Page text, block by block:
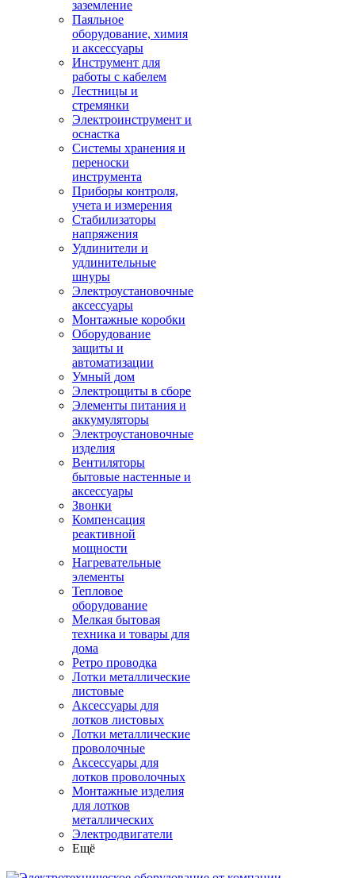
заземление
Паяльное
оборудование, химия
и аксессуары
Инструмент для
работы с кабелем
Лестницы и
стремянки
Электроинструмент и
оснастка
Системы хранения и
переноски
инструмента
Приборы контроля,
учета и измерения
Стабилизаторы
напряжения
Удлинители и
удлинительные
шнуры
Электроустановочные
аксессуары
Монтажные коробки
Оборудование
защиты и
автоматизации
Умный дом
Электрощиты в сборе
Элементы питания и
аккумуляторы
Электроустановочные
изделия
Вентиляторы
бытовые настенные и
аксессуары
Звонки
Компенсация
реактивной
мощности
Нагревательные
элементы
Тепловое
оборудование
Мелкая бытовая
техника и товары для
дома
Ретро проводка
Лотки металлические
листовые
Аксессуары для
лотков листовых
Лотки металлические
проволочные
Аксессуары для
лотков проволочных
Монтажные изделия
для лотков
металлических
Электродвигатели
Ещё